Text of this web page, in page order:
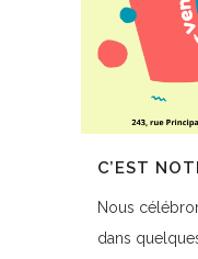
C’EST
Nous
dans